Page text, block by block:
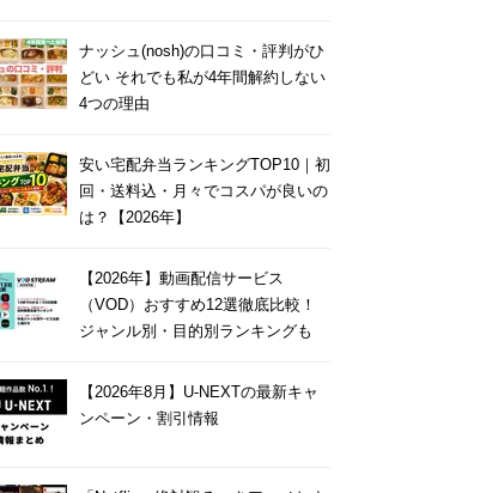
ナッシュ(nosh)の口コミ・評判がひ
どい それでも私が4年間解約しない
4つの理由
安い宅配弁当ランキングTOP10｜初
回・送料込・月々でコスパが良いの
は？【2026年】
【2026年】動画配信サービス
（VOD）おすすめ12選徹底比較！
ジャンル別・目的別ランキングも
【2026年8月】U-NEXTの最新キャ
ンペーン・割引情報